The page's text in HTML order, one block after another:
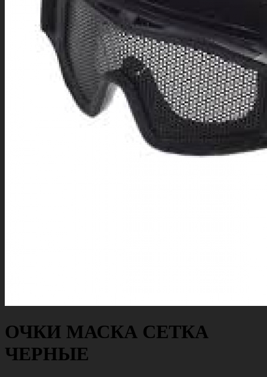
ОЧКИ МАСКА СЕТКА
ЧЕРНЫЕ